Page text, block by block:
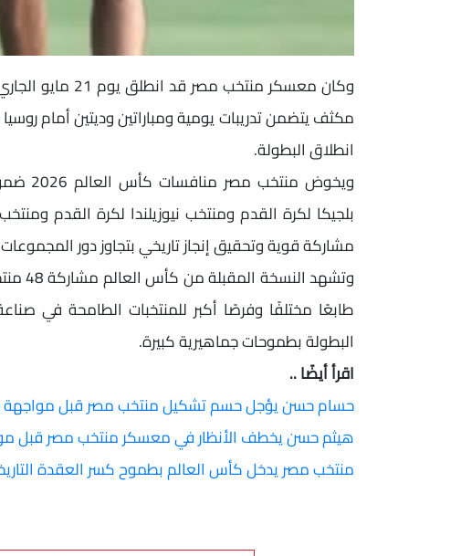
وكان معسكر
مكثف يتضمن تدريبات يومية ومباراتين وديتين أمام
انطلاق البطولة.
بلجيكا لكرة القدم ومنتخب نيوزيلندا لكرة القدم
مشاركة قوية وتحقيق إنجاز تاريخي بتجاوز دور المجموعات
طابعًا مختلفًا وفرصًا أكبر للمنتخبات الطامحة في
البطولة بطموحات جماهيرية كبيرة.
اقرأ أيضًا ..
حسام حسن يؤجل حسم تشكيل منتخب مصر قبل مواجهة
هيثم حسن يخطف الأنظار في معسكر منتخب مصر قبل
منتخب مصر يدخل كأس العالم بطموح كسر العقدة